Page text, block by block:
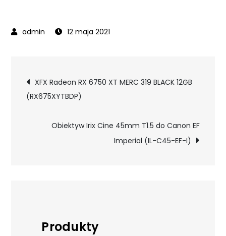
12 maja 2021
Nawigacja
wpisu
XFX Radeon RX 6750 XT MERC 319 BLACK 12GB
(RX675XYTBDP)
Obiektyw Irix Cine 45mm T1.5 do Canon EF
Imperial (IL-C45-EF-I)
Produkty